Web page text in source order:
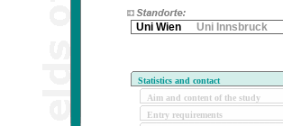
Uni Wien Uni Innsbruck
Statistics and contact
Aim and content of the study
Entry requirements